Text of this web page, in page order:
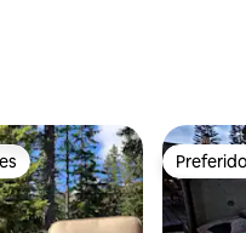
dos hóspedes